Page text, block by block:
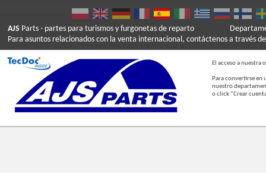
AJS Parts - partes para turismos y furgonetas de reparto
Para asuntos relacionados con la venta internacional, contáctenos a través
El acceso a nuestra
Para convertirse en
nuestro
o click “Crear